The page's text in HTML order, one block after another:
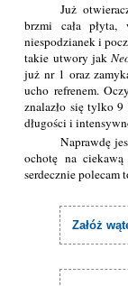
Już
brzmi cała
niespodzianek i
takie utwory jak
już nr 1 oraz
ucho refrenem.
znalazło się tylko 9
długości i
Naprawdę
ochotę na
serdecznie polecam
Załóż